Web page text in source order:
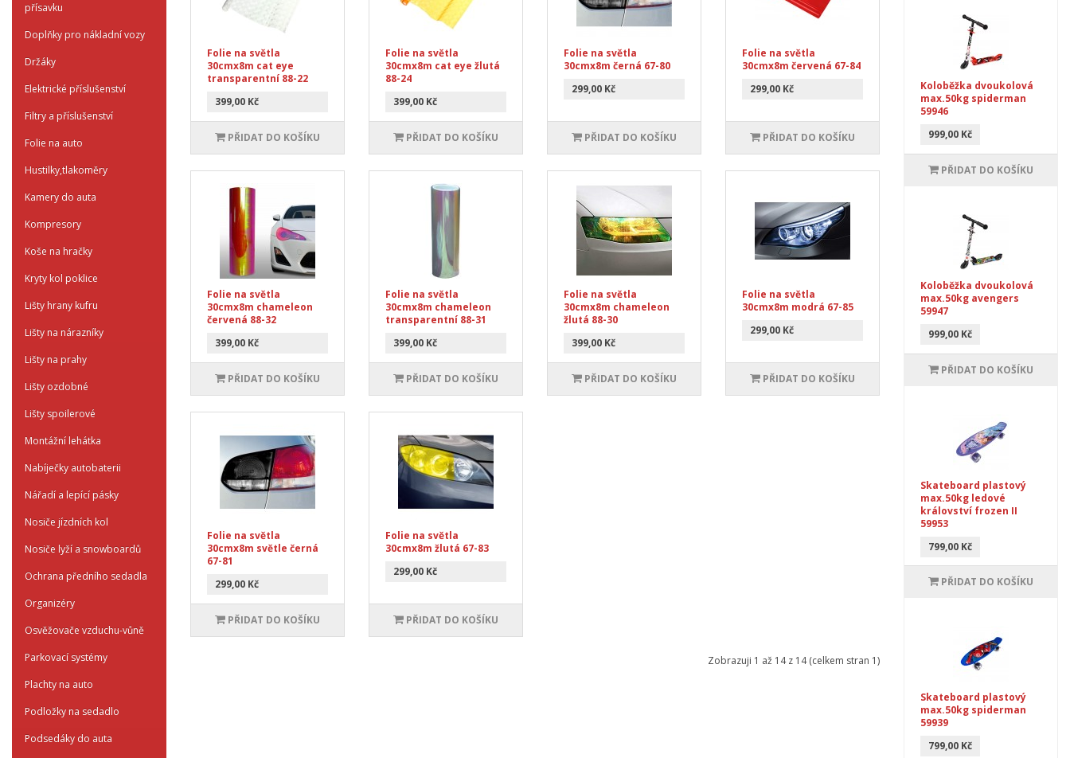
přísavku
Doplňky pro nákladní vozy
Držáky
Elektrické příslušenství
Filtry a příslušenství
Folie na auto
Hustilky,tlakoměry
Kamery do auta
Kompresory
Koše na hračky
Kryty kol poklice
Lišty hrany kufru
Lišty na nárazníky
Lišty na prahy
Lišty ozdobné
Lišty spoilerové
Montážní lehátka
Nabíječky autobaterii
Nářadí a lepící pásky
Nosiče jízdních kol
Nosiče lyží a snowboardů
Ochrana předního sedadla
Organizéry
Osvěžovače vzduchu-vůně
Parkovací systémy
Plachty na auto
Podložky na sedadlo
Podsedáky do auta
Folie na světla
30cmx8m cat eye
transparentní 88-22
399,00 Kč
PŘIDAT DO KOŠÍKU
Folie na světla
30cmx8m cat eye žlutá
88-24
399,00 Kč
PŘIDAT DO KOŠÍKU
Folie na světla
30cmx8m černá 67-80
299,00 Kč
PŘIDAT DO KOŠÍKU
Folie na světla
30cmx8m červená 67-84
299,00 Kč
PŘIDAT DO KOŠÍKU
Folie na světla
30cmx8m chameleon
červená 88-32
399,00 Kč
PŘIDAT DO KOŠÍKU
Folie na světla
30cmx8m chameleon
transparentní 88-31
399,00 Kč
PŘIDAT DO KOŠÍKU
Folie na světla
30cmx8m chameleon
žlutá 88-30
399,00 Kč
PŘIDAT DO KOŠÍKU
Folie na světla
30cmx8m modrá 67-85
299,00 Kč
PŘIDAT DO KOŠÍKU
Folie na světla
30cmx8m světle černá
67-81
299,00 Kč
PŘIDAT DO KOŠÍKU
Folie na světla
30cmx8m žlutá 67-83
299,00 Kč
PŘIDAT DO KOŠÍKU
Zobrazuji 1 až 14 z 14 (celkem stran 1)
Koloběžka dvoukolová
max.50kg spiderman
59946
999,00 Kč
PŘIDAT DO KOŠÍKU
Koloběžka dvoukolová
max.50kg avengers
59947
999,00 Kč
PŘIDAT DO KOŠÍKU
Skateboard plastový
max.50kg ledové
království frozen II
59953
799,00 Kč
PŘIDAT DO KOŠÍKU
Skateboard plastový
max.50kg spiderman
59939
799,00 Kč